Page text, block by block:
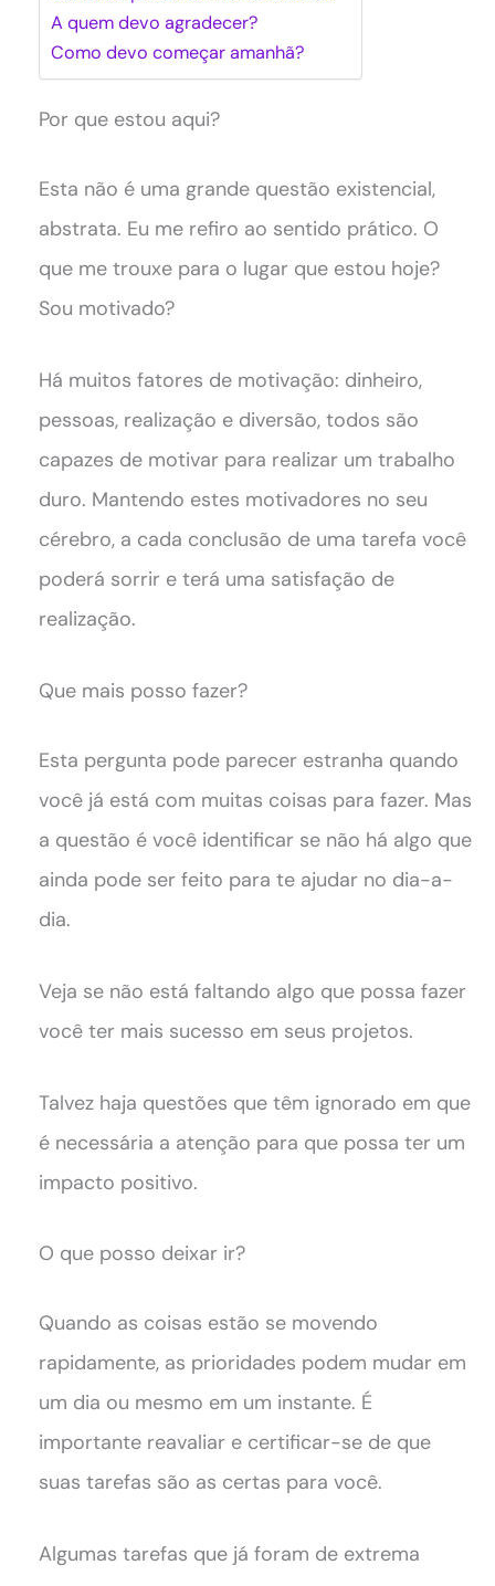
A quem devo agradecer?
Como devo começar amanhã?
Por que estou aqui?
Esta não é uma grande questão existencial,
abstrata. Eu me refiro ao sentido prático. O
que me trouxe para o lugar que estou hoje?
Sou motivado?
Há muitos fatores de motivação: dinheiro,
pessoas, realização e diversão, todos são
capazes de motivar para realizar um trabalho
duro. Mantendo estes motivadores no seu
cérebro, a cada conclusão de uma tarefa você
poderá sorrir e terá uma satisfação de
realização.
Que mais posso fazer?
Esta pergunta pode parecer estranha quando
você já está com muitas coisas para fazer. Mas
a questão é você identificar se não há algo que
ainda pode ser feito para te ajudar no dia-a-
dia.
Veja se não está faltando algo que possa fazer
você ter mais sucesso em seus projetos.
Talvez haja questões que têm ignorado em que
é necessária a atenção para que possa ter um
impacto positivo.
O que posso deixar ir?
Quando as coisas estão se movendo
rapidamente, as prioridades podem mudar em
um dia ou mesmo em um instante. É
importante reavaliar e certificar-se de que
suas tarefas são as certas para você.
Algumas tarefas que já foram de extrema